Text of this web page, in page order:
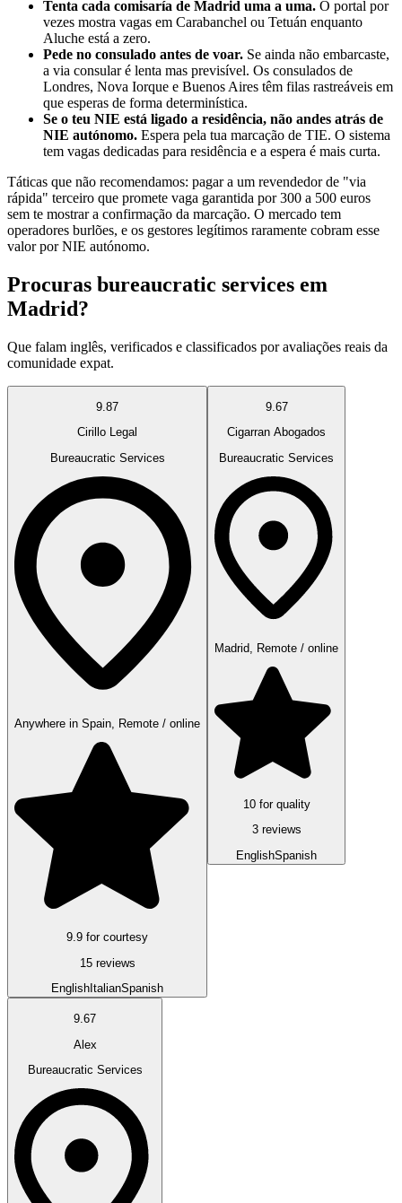
Tenta cada comisaría de Madrid uma a uma. O portal por
vezes mostra vagas em Carabanchel ou Tetuán enquanto
Aluche está a zero.
Pede no consulado antes de voar. Se ainda não embarcaste,
a via consular é lenta mas previsível. Os consulados de
Londres, Nova Iorque e Buenos Aires têm filas rastreáveis em
que esperas de forma determinística.
Se o teu NIE está ligado a residência, não andes atrás de
NIE autónomo. Espera pela tua marcação de TIE. O sistema
tem vagas dedicadas para residência e a espera é mais curta.
Táticas que não recomendamos: pagar a um revendedor de "via
rápida" terceiro que promete vaga garantida por 300 a 500 euros
sem te mostrar a confirmação da marcação. O mercado tem
operadores burlões, e os gestores legítimos raramente cobram esse
valor por NIE autónomo.
Procuras bureaucratic services em
Madrid?
Que falam inglês, verificados e classificados por avaliações reais da
comunidade expat.
9.87
Cirillo Legal
Bureaucratic Services
Anywhere in Spain, Remote / online
9.9 for courtesy
15 reviews
English ItalianSpanish
9.67
Cigarran Abogados
Bureaucratic Services
Madrid, Remote / online
10 for quality
3 reviews
EnglishSpanish
9.67
Alex
Bureaucratic Services